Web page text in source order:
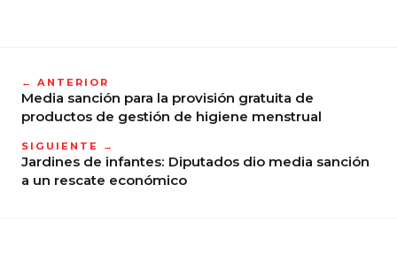
← ANTERIOR
Media sanción para la provisión gratuita de
productos de gestión de higiene menstrual
SIGUIENTE →
Jardines de infantes: Diputados dio media sanción
a un rescate económico